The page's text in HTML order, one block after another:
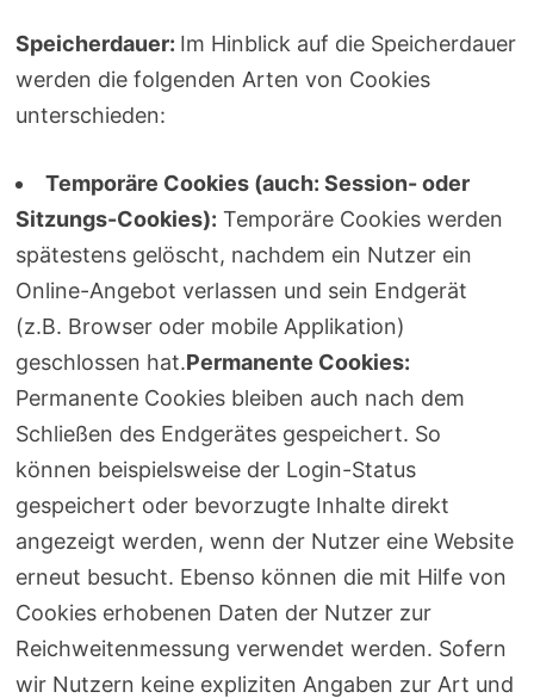
Speicherdauer: Im Hinblick auf die Speicherdauer
werden die folgenden Arten von Cookies
unterschieden:
Temporäre Cookies (auch: Session- oder
Sitzungs-Cookies): Temporäre Cookies werden
spätestens gelöscht, nachdem ein Nutzer ein
Online-Angebot verlassen und sein Endgerät
(z.B. Browser oder mobile Applikation)
geschlossen hat.Permanente Cookies:
Permanente Cookies bleiben auch nach dem
Schließen des Endgerätes gespeichert. So
können beispielsweise der Login-Status
gespeichert oder bevorzugte Inhalte direkt
angezeigt werden, wenn der Nutzer eine Website
erneut besucht. Ebenso können die mit Hilfe von
Cookies erhobenen Daten der Nutzer zur
Reichweitenmessung verwendet werden. Sofern
wir Nutzern keine expliziten Angaben zur Art und